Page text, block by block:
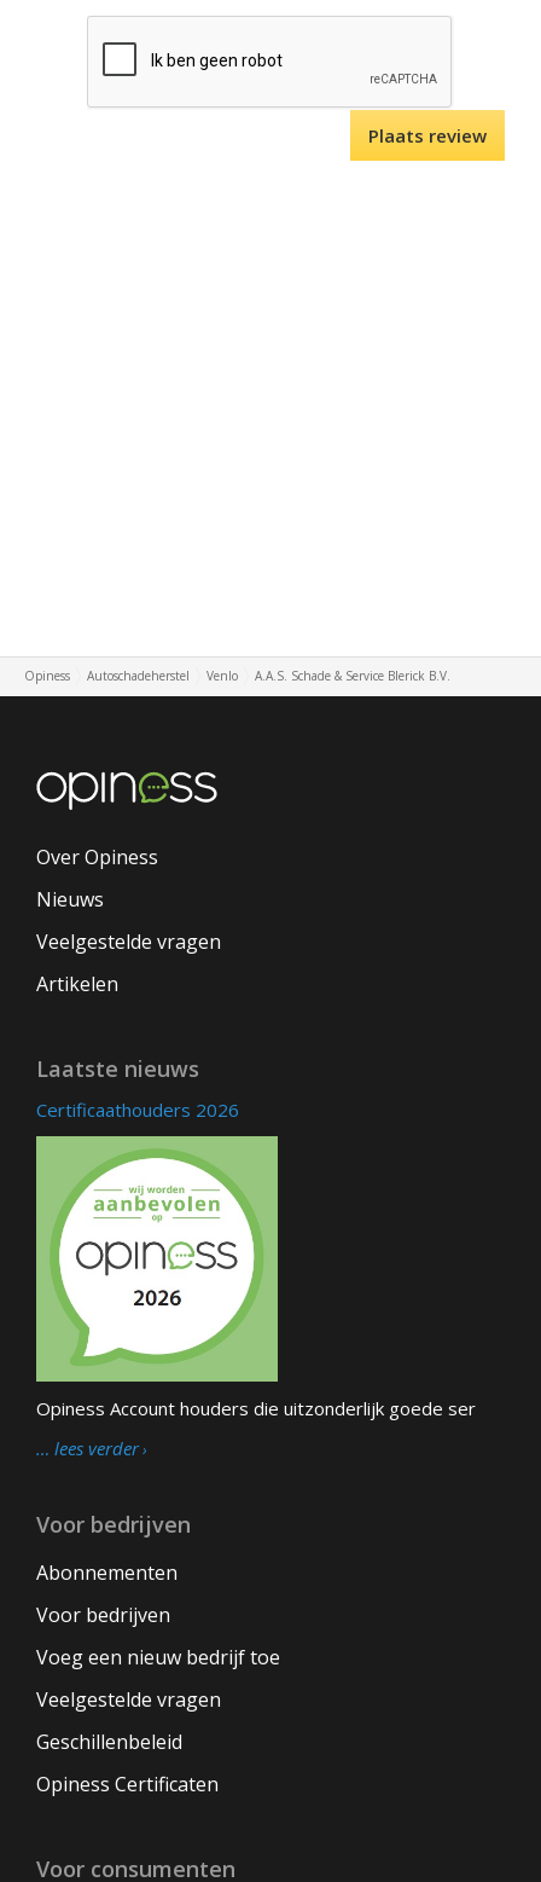
Opiness Autoschadeherstel Venlo A.A.S. Schade & Service Blerick B.V.
Over Opiness
Nieuws
Veelgestelde vragen
Artikelen
Laatste nieuws
Certificaathouders 2026
Opiness Account houders die uitzonderlijk goede ser
… lees verder
Voor bedrijven
Abonnementen
Voor bedrijven
Voeg een nieuw bedrijf toe
Veelgestelde vragen
Geschillenbeleid
Opiness Certificaten
Voor consumenten